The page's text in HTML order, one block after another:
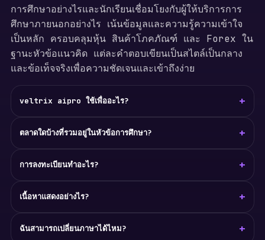
การศึกษาอย่างไรและนักเรียนเชื่อมโยงกับผู้ให้บริการการ
ศึกษาภายนอกอย่างไร เน้นข้อมูลและความรู้ความเข้าใจ
เป็นหลัก ครอบคลุมหุ้น สินค้าโภคภัณฑ์ และ Forex ใน
ฐานะหัวข้อแนวคิด แต่ละคำตอบเขียนเป็นสไตล์เป็นกลาง
และข้อเท็จจริงเพื่อความชัดเจนและเข้าถึงง่าย
veltrix aipro ใช้เพื่ออะไร? +
ตลาดใดบ้างที่รวมอยู่ในหัวข้อการศึกษา? +
การลงทะเบียนทำอะไร? +
เนื้อหาแสดงอย่างไร? +
ฉันสามารถเปลี่ยนภาษาได้ไหม? +